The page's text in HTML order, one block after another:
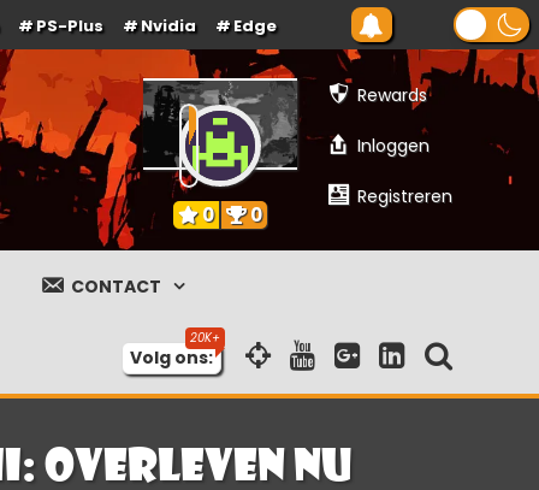
PS-Plus Nvidia Edge
Rewards
Inloggen
Registreren
0 0
CONTACT
Volg ons:
Overleven nu